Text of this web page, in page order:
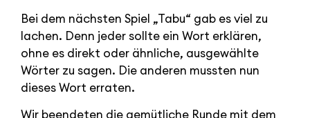
Bei dem nächsten Spiel „Tabu“ gab es viel zu
lachen. Denn jeder sollte ein Wort erklären,
ohne es direkt oder ähnliche, ausgewählte
Wörter zu sagen. Die anderen mussten nun
dieses Wort erraten.
Wir beendeten die gemütliche Runde mit dem